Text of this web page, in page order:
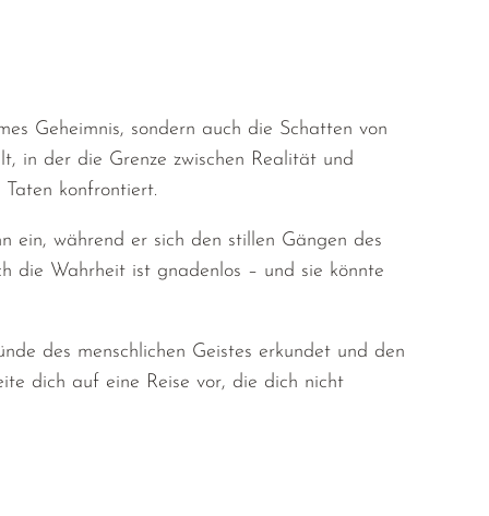
Geheimnis, sondern auch die Schatten von
in der die Grenze zwischen Realität und
konfrontiert.
ein, während er sich den stillen Gängen des
die Wahrheit ist gnadenlos – und sie könnte
des menschlichen Geistes erkundet und den
dich auf eine Reise vor, die dich nicht